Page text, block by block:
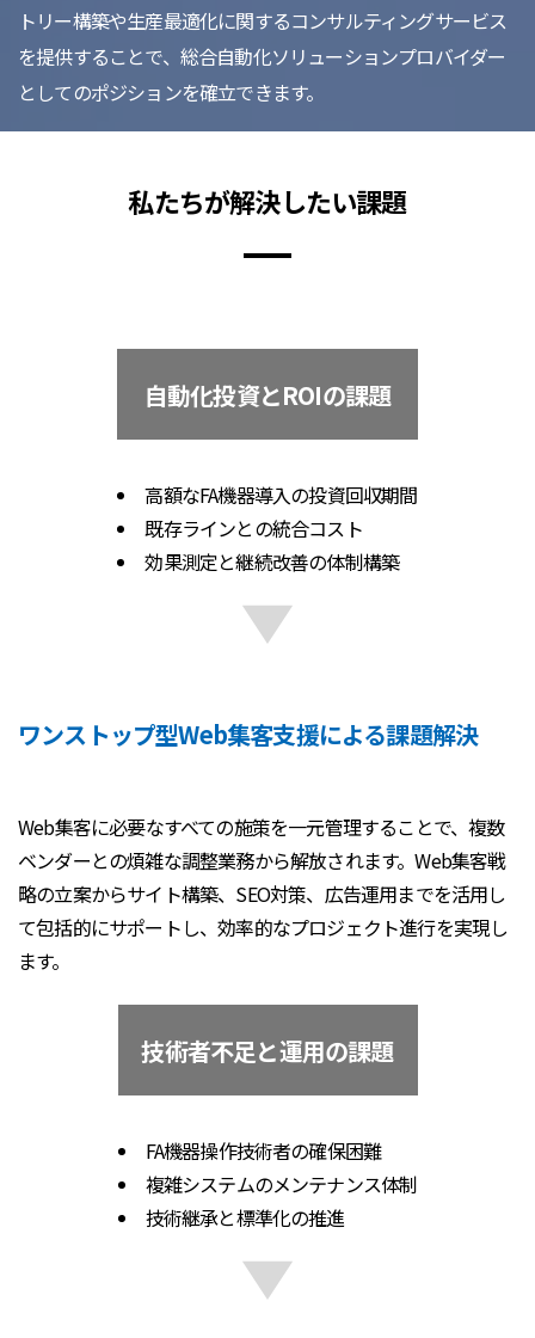
トリー構築や生産最適化に関するコンサルティングサービス
を提供することで、総合自動化ソリューションプロバイダー
としてのポジションを確立できます。
私たちが解決したい課題
自動化投資とROIの課題
高額なFA機器導入の投資回収期間
既存ラインとの統合コスト
効果測定と継続改善の体制構築
ワンストップ型Web集客支援による課題解決
Web集客に必要なすべての施策を一元管理することで、複数
ベンダーとの煩雑な調整業務から解放されます。Web集客戦
略の立案からサイト構築、SEO対策、広告運用までを活用し
て包括的にサポートし、効率的なプロジェクト進行を実現し
ます。
技術者不足と運用の課題
FA機器操作技術者の確保困難
複雑システムのメンテナンス体制
技術継承と標準化の推進